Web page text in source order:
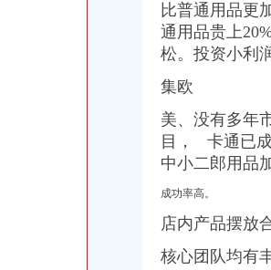
中国重庆二郎公司|厂家-八方资源重庆黄页
司否认将在北京开分店_网易财经
限公司二郎支行开业的批复-银行频道-和讯网
理_二郎田火锅加盟_电话_加盟费多少钱-
热电车间管理及工作部署会-四川古蔺郎酒销
公司大楼在二郎哪个地方？_重庆汽车论坛_
在九龙坡二郎开业-法律频道-华龙网
比普通用品更
通用品贵上
松。投资小利
集欧
美、没有多年
目，
卡通已
中小二郎用品
成功率高。
店内产品摆放
核心团队均有